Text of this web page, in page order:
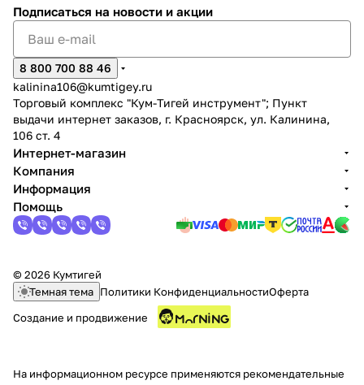
Подписаться на новости и акции
8 800 700 88 46
kalinina106@kumtigey.ru
Торговый комплекс "Кум-Тигей инструмент"; Пункт
выдачи интернет заказов, г. Красноярск, ул. Калинина,
106 ст. 4
Интернет-магазин
Компания
Информация
Помощь
© 2026 Кумтигей
Темная тема Политики КонфиденциальностиОферта
Создание и продвижение
На информационном ресурсе применяются рекомендательные